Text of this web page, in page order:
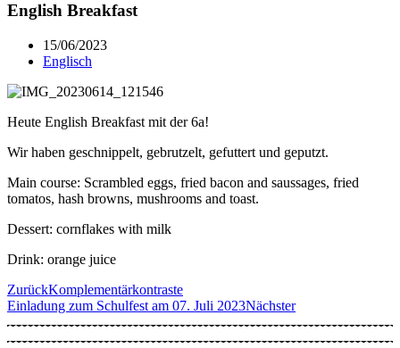
English Breakfast
15/06/2023
Englisch
Heute English Breakfast mit der 6a!
Wir haben geschnippelt, gebrutzelt, gefuttert und geputzt.
Main course: Scrambled eggs, fried bacon and saussages, fried
tomatos, hash browns, mushrooms and toast.
Dessert: cornflakes with milk
Drink: orange juice
ZurückKomplementärkontraste
Einladung zum Schulfest am 07. Juli 2023Nächster